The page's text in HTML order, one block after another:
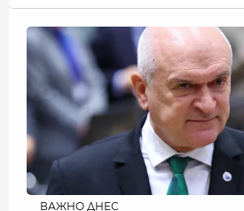
ВАЖНО ДНЕС